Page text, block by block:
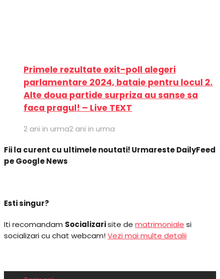
Primele rezultate exit-poll alegeri
parlamentare 2024, bataie pentru locul 2.
Alte doua partide surpriza au sanse sa
faca pragul! – Live TEXT
2 ani in urma2 ani in urma
Fii la curent cu ultimele noutati! Urmareste DailyFeed
pe Google News
Esti singur?
Iti recomandam Socializarisite de matrimoniale si
socializari cu chat webcam!Vezi mai multe detalii